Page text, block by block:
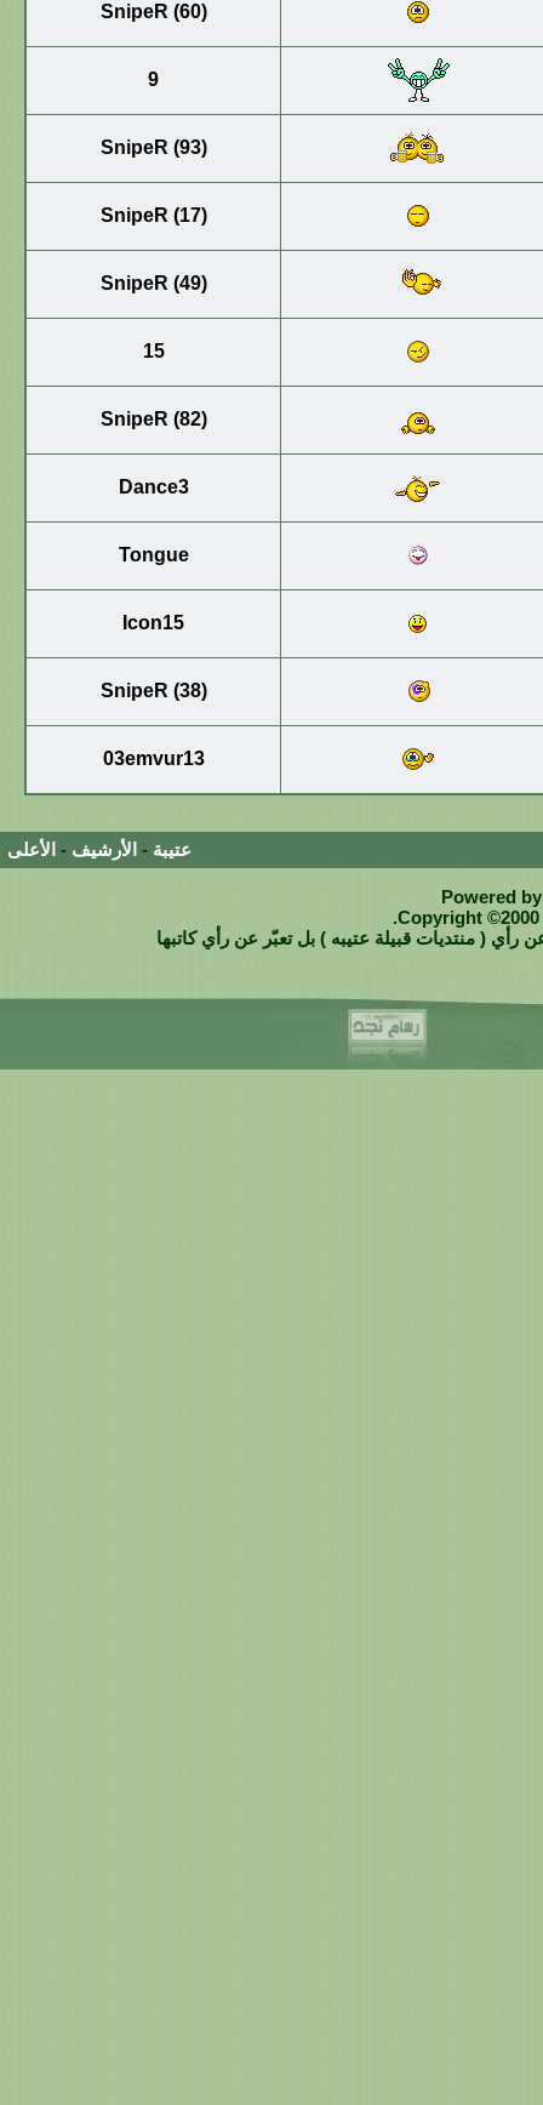
SnipeR (60)
9
SnipeR (93)
SnipeR (17)
SnipeR (49)
15
SnipeR (82)
Dance3
Tongue
Icon15
SnipeR (38)
03emvur13
عتيبة - الأرشيف - الأعلى
Powered
Copyright ©2000
رأي ( منتديات قبيلة عتيبه ) بل تعبّر عن رأي كاتبها